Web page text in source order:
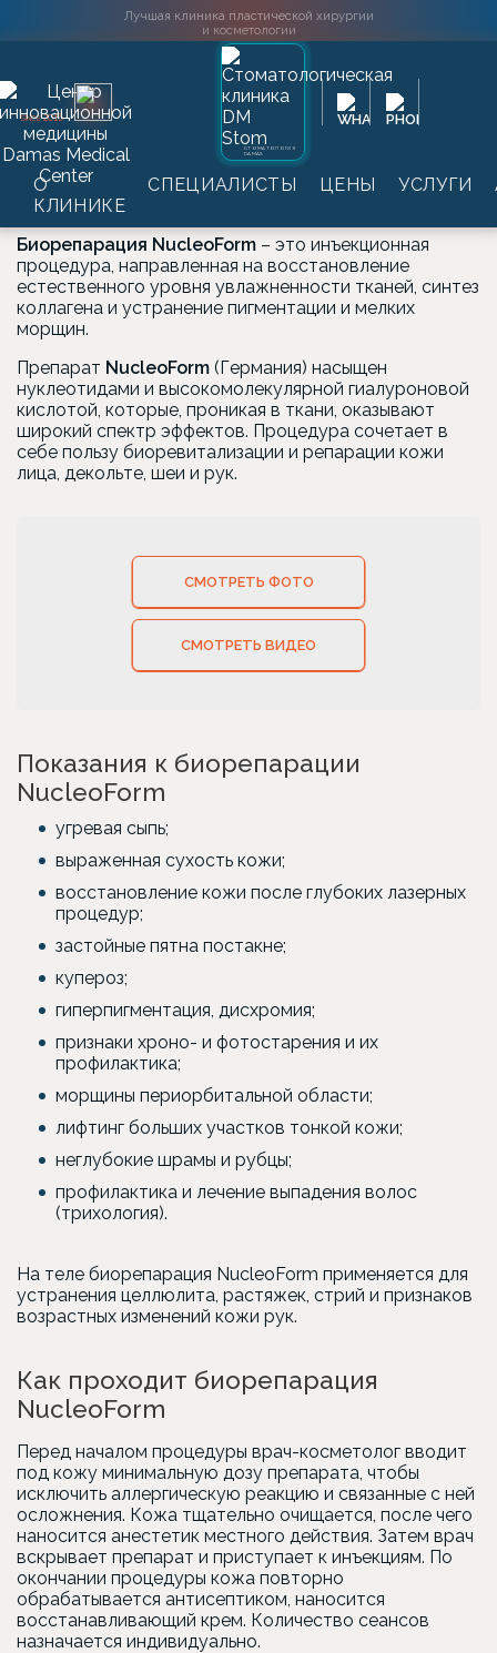
Лучшая клиника пластической хирургии
и косметологии
SINCE2016
СТОМАТОЛОГИЯ
DAMAS
О
КЛИНИКЕ
СПЕЦИАЛИСТЫ ЦЕНЫ УСЛУГИ
Главная →Услуги Инъекционная косметология →
Биорепарация NucleoForm
Биорепарация NucleoForm
Биорепарация NucleoForm – это инъекционная
процедура, направленная на восстановление
естественного уровня увлажненности тканей, синтез
коллагена и устранение пигментации и мелких
морщин.
Препарат NucleoForm (Германия) насыщен
нуклеотидами и высокомолекулярной гиалуроновой
кислотой, которые, проникая в ткани, оказывают
широкий спектр эффектов. Процедура сочетает в
себе пользу биоревитализации и репарации кожи
лица, декольте, шеи и рук.
СМОТРЕТЬ ФОТО
СМОТРЕТЬ ВИДЕО
Показания к биорепарации
NucleoForm
угревая сыпь;
выраженная сухость кожи;
восстановление кожи после глубоких лазерных
процедур;
застойные пятна постакне;
купероз;
гиперпигментация, дисхромия;
признаки хроно- и фотостарения и их
профилактика;
морщины периорбитальной области;
лифтинг больших участков тонкой кожи;
неглубокие шрамы и рубцы;
профилактика и лечение выпадения волос
(трихология).
На теле биорепарация NucleoForm применяется для
устранения целлюлита, растяжек, стрий и признаков
возрастных изменений кожи рук.
Как проходит биорепарация
NucleoForm
Перед началом процедуры врач-косметолог вводит
под кожу минимальную дозу препарата, чтобы
исключить аллергическую реакцию и связанные с ней
осложнения. Кожа тщательно очищается, после чего
наносится анестетик местного действия. Затем врач
вскрывает препарат и приступает к инъекциям. По
окончании процедуры кожа повторно
обрабатывается антисептиком, наносится
восстанавливающий крем. Количество сеансов
назначается индивидуально.